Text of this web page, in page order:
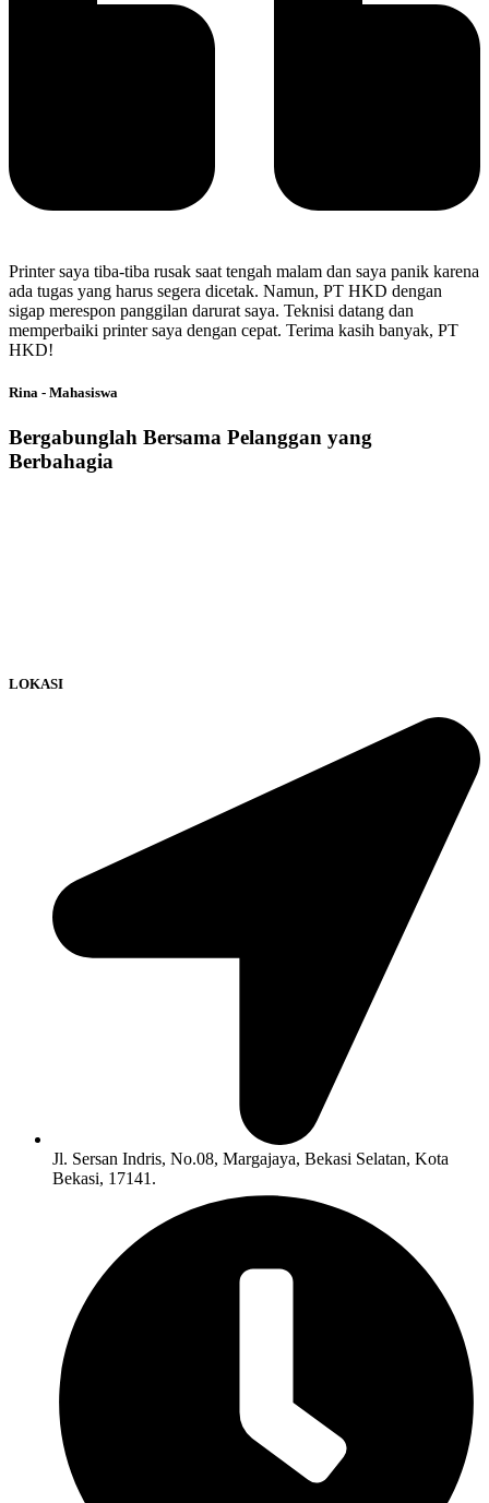
Printer saya tiba-tiba rusak saat tengah malam dan saya panik karena
ada tugas yang harus segera dicetak. Namun, PT HKD dengan
sigap merespon panggilan darurat saya. Teknisi datang dan
memperbaiki printer saya dengan cepat. Terima kasih banyak, PT
HKD!
Rina - Mahasiswa
Bergabunglah Bersama Pelanggan yang
Berbahagia
LOKASI
Jl. Sersan Indris, No.08, Margajaya, Bekasi Selatan, Kota
Bekasi, 17141.